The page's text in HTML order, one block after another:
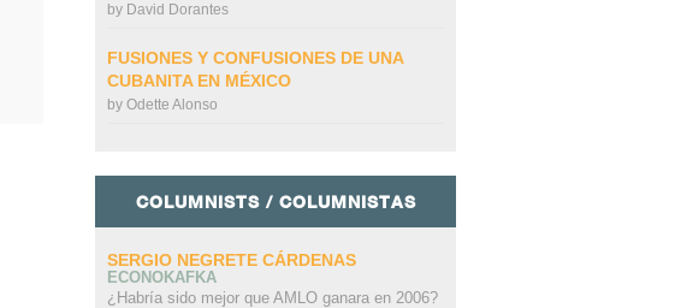
by David Dorantes
FUSIONES Y CONFUSIONES DE UNA
CUBANITA EN MÉXICO
by Odette Alonso
COLUMNISTS / COLUMNISTAS
SERGIO NEGRETE CÁRDENAS
ECONOKAFKA
¿Habría sido mejor que AMLO ganara en 2006?